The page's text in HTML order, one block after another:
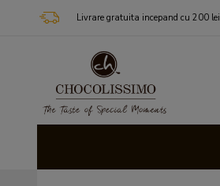
Livrare gratuita incepand cu 200 lei